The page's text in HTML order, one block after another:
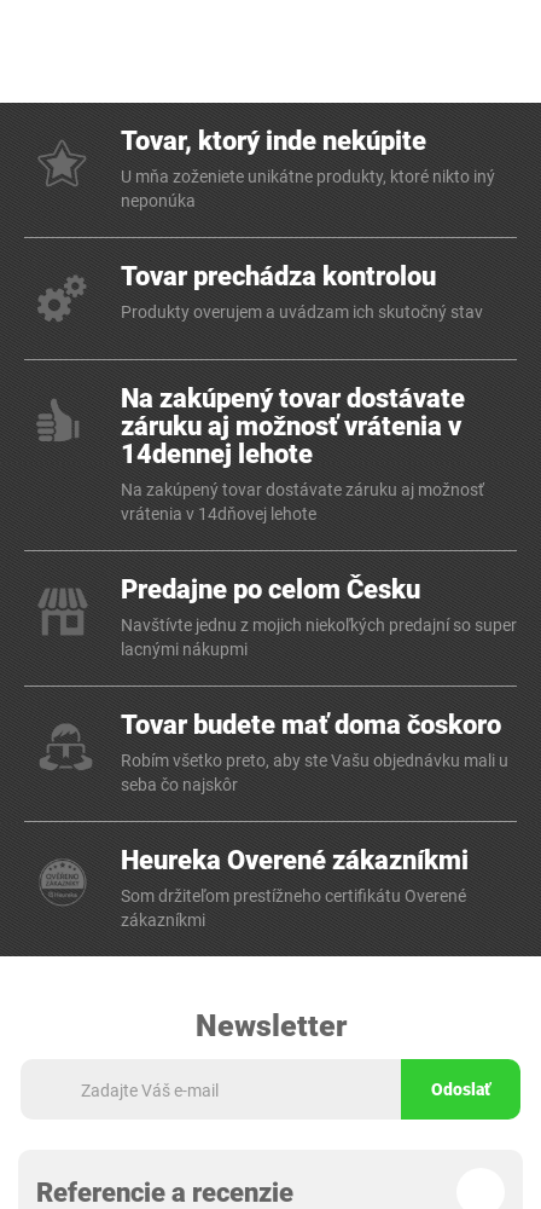
Tovar, ktorý inde nekúpite
U mňa zoženiete unikátne produkty, ktoré nikto iný
neponúka
Tovar prechádza kontrolou
Produkty overujem a uvádzam ich skutočný stav
Na zakúpený tovar dostávate
záruku aj možnosť vrátenia v
14dennej lehote
Na zakúpený tovar dostávate záruku aj možnosť
vrátenia v 14dňovej lehote
Predajne po celom Česku
Navštívte jednu z mojich niekoľkých predajní so super
lacnými nákupmi
Tovar budete mať doma čoskoro
Robím všetko preto, aby ste Vašu objednávku mali u
seba čo najskôr
Heureka Overené zákazníkmi
Som držiteľom prestížneho certifikátu Overené
zákazníkmi
Newsletter
Odoslať
Referencie a recenzie